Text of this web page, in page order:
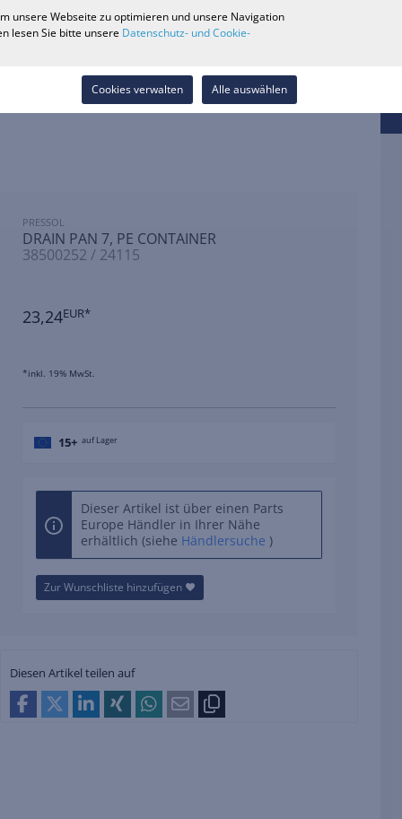
Händlersuche Karriere Wunschliste
PRESSOL
DRAIN PAN 7, PE CONTAINER
38500252 / 24115
23,24EUR*
*inkl. 19% MwSt.
15+ auf Lager
Dieser Artikel ist über einen Parts
Europe Händler in Ihrer Nähe
erhältlich (siehe Händlersuche )
Zur Wunschliste hinzufügen
Diesen Artikel teilen auf
unsere Webseite zu optimieren und unsere Navigation
lesen Sie bitte unsere Datenschutz- und Cookie-
Alle auswählen
Cookies verwalten